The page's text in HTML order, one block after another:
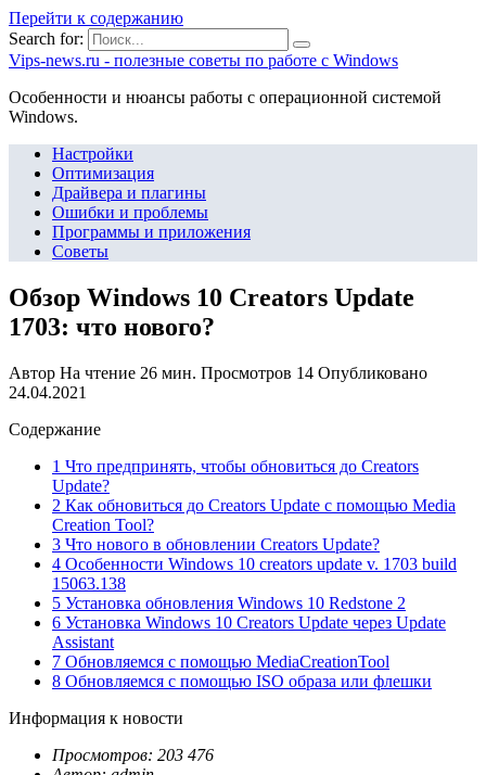
Перейти к содержанию
Search for:
Vips-news.ru - полезные советы по работе с Windows
Особенности и нюансы работы с операционной системой
Windows.
Настройки
Оптимизация
Драйвера и плагины
Ошибки и проблемы
Программы и приложения
Советы
Обзор Windows 10 Creators Update
1703: что нового?
Автор На чтение 26 мин. Просмотров 14 Опубликовано
24.04.2021
Содержание
1 Что предпринять, чтобы обновиться до Creators
Update?
2 Как обновиться до Creators Update с помощью Media
Creation Tool?
3 Что нового в обновлении Creators Update?
4 Особенности Windows 10 creators update v. 1703 build
15063.138
5 Установка обновления Windows 10 Redstone 2
6 Установка Windows 10 Creators Update через Update
Assistant
7 Обновляемся с помощью MediaCreationTool
8 Обновляемся с помощью ISO образа или флешки
Информация к новости
Просмотров: 203 476